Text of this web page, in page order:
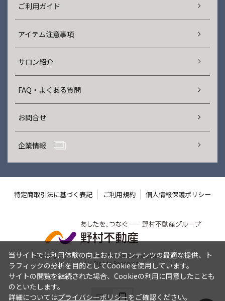
ご利用ガイド
アイテム注意事項
サロン紹介
FAQ・よくある質問
お問合せ
企業情報
特定商取引法に基づく表記 ご利用規約 個人情報保護ポリシー
Copyright © Nomura Real Estate Development Co., Ltd.
All Rights Reserved.
当サイトでは利用体験の向上およびコンテンツの最適な提供、ト
ラフィックの分析を目的としてCookieを使用しています。
サイトの閲覧を継続された場合、Cookieの利用に同意したことも
のといたします。
詳細についてはプライバシーポリシーをご確認ください。